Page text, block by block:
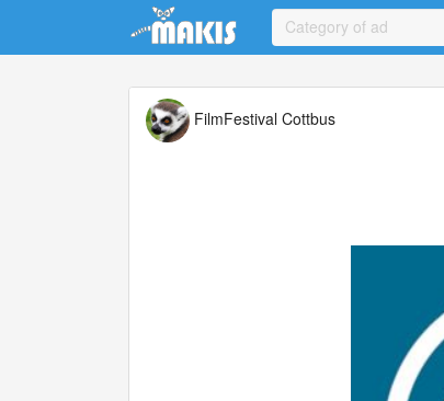
Update cookies preferences
Category of ad
FilmFestival Cottbus